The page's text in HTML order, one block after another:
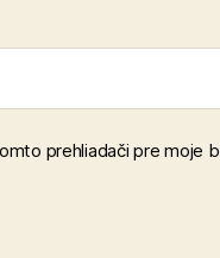
prehliadači pre moje